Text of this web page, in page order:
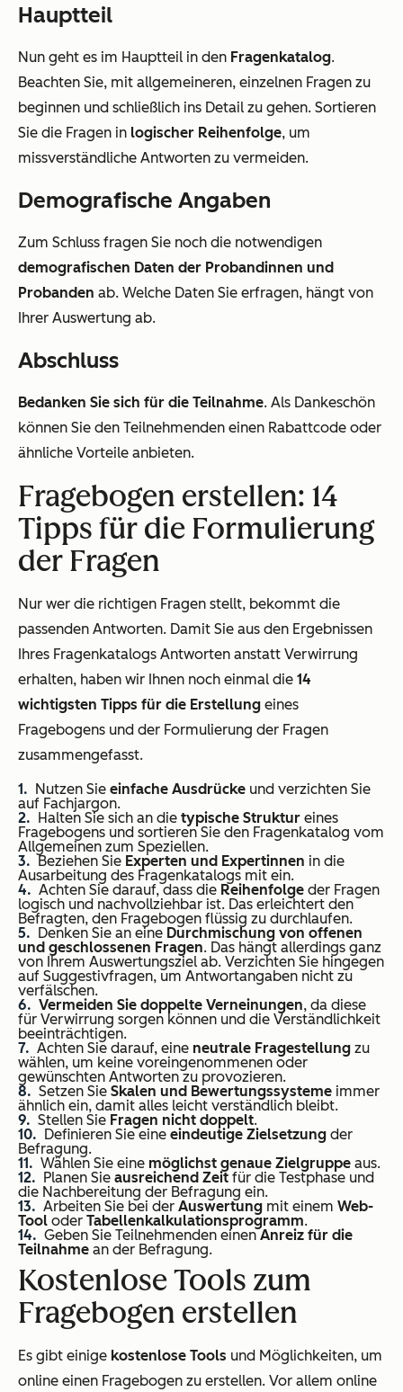
Hauptteil
Nun geht es im Hauptteil in den Fragenkatalog.
Beachten Sie, mit allgemeineren, einzelnen Fragen zu
beginnen und schließlich ins Detail zu gehen. Sortieren
Sie die Fragen in logischer Reihenfolge, um
missverständliche Antworten zu vermeiden.
Demografische Angaben
Zum Schluss fragen Sie noch die notwendigen
demografischen Daten der Probandinnen und
Probanden ab. Welche Daten Sie erfragen, hängt von
Ihrer Auswertung ab.
Abschluss
Bedanken Sie sich für die Teilnahme. Als Dankeschön
können Sie den Teilnehmenden einen Rabattcode oder
ähnliche Vorteile anbieten.
Fragebogen erstellen: 14
Tipps für die Formulierung
der Fragen
Nur wer die richtigen Fragen stellt, bekommt die
passenden Antworten. Damit Sie aus den Ergebnissen
Ihres Fragenkatalogs Antworten anstatt Verwirrung
erhalten, haben wir Ihnen noch einmal die 14
wichtigsten Tipps für die Erstellung eines
Fragebogens und der Formulierung der Fragen
zusammengefasst.
Nutzen Sie einfache Ausdrücke und verzichten Sie
auf Fachjargon.
Halten Sie sich an die typische Struktur eines
Fragebogens und sortieren Sie den Fragenkatalog vom
Allgemeinen zum Speziellen.
Beziehen Sie Experten und Expertinnen in die
Ausarbeitung des Fragenkatalogs mit ein.
Achten Sie darauf, dass die Reihenfolge der Fragen
logisch und nachvollziehbar ist. Das erleichtert den
Befragten, den Fragebogen flüssig zu durchlaufen.
Denken Sie an eine Durchmischung von offenen
und geschlossenen Fragen. Das hängt allerdings ganz
von Ihrem Auswertungsziel ab. Verzichten Sie hingegen
auf Suggestivfragen, um Antwortangaben nicht zu
verfälschen.
Vermeiden Sie doppelte Verneinungen, da diese
für Verwirrung sorgen können und die Verständlichkeit
beeinträchtigen.
Achten Sie darauf, eine neutrale Fragestellung zu
wählen, um keine voreingenommenen oder
gewünschten Antworten zu provozieren.
Setzen Sie Skalen und Bewertungssysteme immer
ähnlich ein, damit alles leicht verständlich bleibt.
Stellen Sie Fragen nicht doppelt.
Definieren Sie eine eindeutige Zielsetzung der
Befragung.
Wählen Sie eine möglichst genaue Zielgruppe aus.
Planen Sie ausreichend Zeit für die Testphase und
die Nachbereitung der Befragung ein.
Arbeiten Sie bei der Auswertung mit einem Web-
Tool oder Tabellenkalkulationsprogramm.
Geben Sie Teilnehmenden einenAnreiz für die
Teilnahme an der Befragung.
Kostenlose Tools zum
Fragebogen erstellen
Es gibt einige kostenlose Tools und Möglichkeiten, um
online einen Fragebogen zu erstellen. Vor allem online